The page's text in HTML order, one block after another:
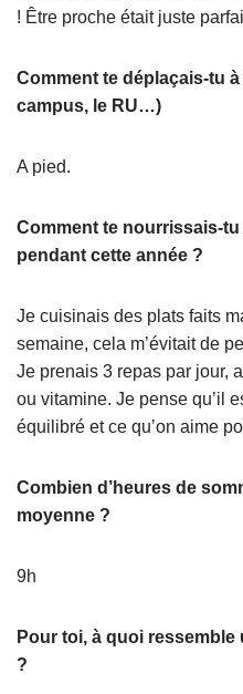
! Être proche était juste
Comment te déplaçais-tu
campus, le RU…)
A pied.
Comment te nourrissais-
pendant cette année ?
Je cuisinais des plats faits
semaine, cela m’évitait de
Je prenais 3 repas par jour,
ou vitamine. Je pense qu’il
équilibré et ce qu’on aime
Combien d’heures de
moyenne ?
9h
Pour toi, à quoi
?